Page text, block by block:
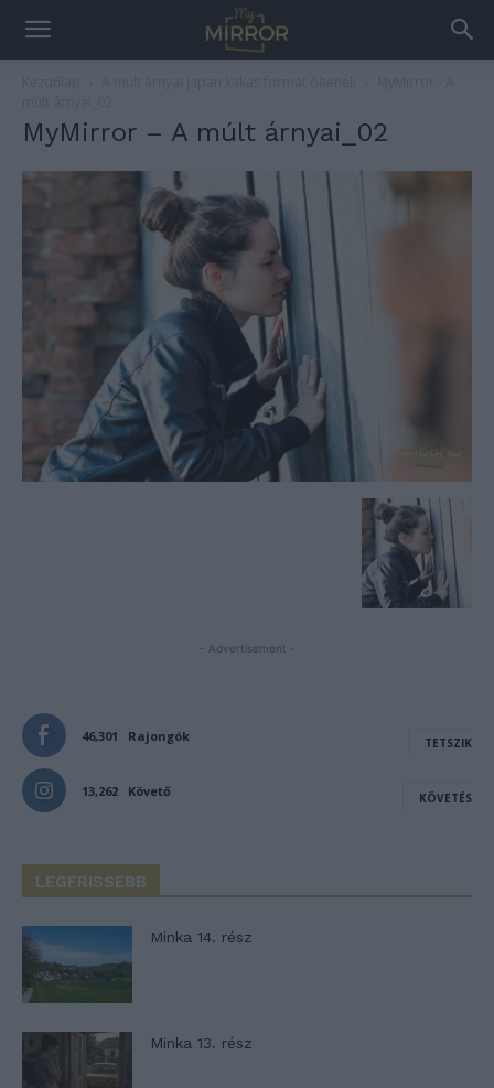
MyMirror – A múlt árnyai_02
- Advertisement -
46,301 Rajongók TETSZIK
13,262 Követő KÖVETÉS
LEGFRISSEBB
Minka 14. rész
Minka 13. rész